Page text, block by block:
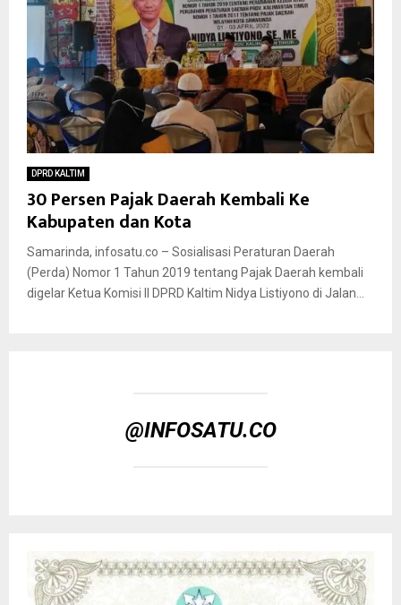
DPRD KALTIM
30 Persen Pajak Daerah Kembali Ke
Kabupaten dan Kota
Samarinda, infosatu.co – Sosialisasi Peraturan Daerah
(Perda) Nomor 1 Tahun 2019 tentang Pajak Daerah kembali
digelar Ketua Komisi II DPRD Kaltim Nidya Listiyono di Jalan...
@INFOSATU.CO